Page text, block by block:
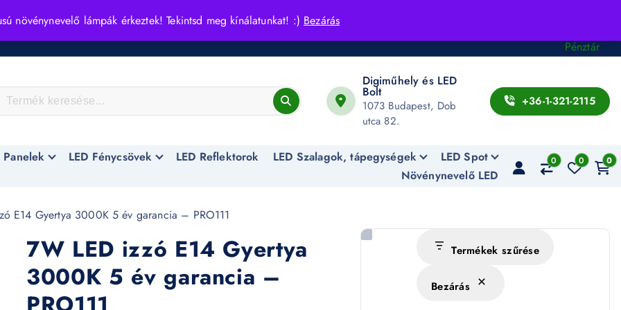
növénynevelő lámpák érkeztek! Tekintsd meg kínálatunkat! :) Bezárás
Pénztár
Digiműhely és LED
Bolt
1073 Budapest, Dob
utca 82.
+36-1-321-2115
Panelek LED Fénycsövek LED Reflektorok LED Szalagok, tápegységek
LED Spot
Növénynevelő LED
0 0 0
E14 Gyertya 3000K 5 év garancia – PRO111
7W LED izzó E14 Gyertya
3000K 5 év garancia –
Termékek szűrése
Bezárás